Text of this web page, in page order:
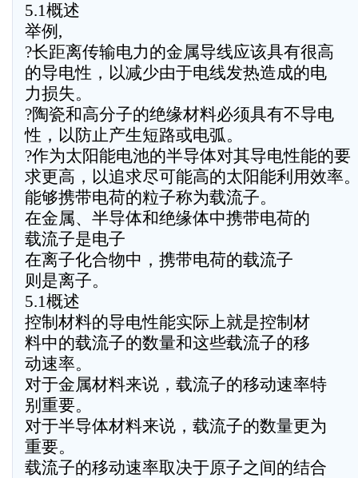
5.1概述
举例,
?长距离传输电力的金属导线应该具有很高
的导电性，以减少由于电线发热造成的电
力损失。
?陶瓷和高分子的绝缘材料必须具有不导电
性，以防止产生短路或电弧。
?作为太阳能电池的半导体对其导电性能的要
求更高，以追求尽可能高的太阳能利用效率
能够携带电荷的粒子称为载流子。
在金属、半导体和绝缘体中携带电荷的
载流子是电子
在离子化合物中，携带电荷的载流子
则是离子。
5.1概述
控制材料的导电性能实际上就是控制材
料中的载流子的数量和这些载流子的移
动速率。
对于金属材料来说，载流子的移动速率特
别重要。
对于半导体材料来说，载流子的数量更为
重要。
载流子的移动速率取决于原子之间的结合